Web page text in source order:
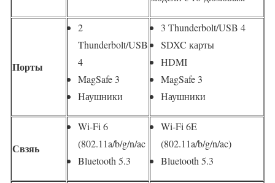
Порты
2
Thunderbolt/USB
4
MagSafe 3
Наушники
3 Thunderbolt/USB 4
SDXC карты
HDMI
MagSafe 3
Наушники
Свзяь
Wi-Fi 6
(802.11a/b/g/n/ac
Bluetooth 5.3
Wi-Fi 6E
(802.11a/b/g/n/ac)
Bluetooth 5.3